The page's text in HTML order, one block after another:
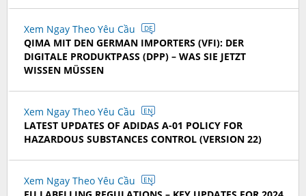
Xem Ngay Theo Yêu Cầu DE
QIMA MIT DEN GERMAN IMPORTERS (VFI): DER
DIGITALE PRODUKTPASS (DPP) – WAS SIE JETZT
WISSEN MÜSSEN
Xem Ngay Theo Yêu Cầu EN
LATEST UPDATES OF ADIDAS A-01 POLICY FOR
HAZARDOUS SUBSTANCES CONTROL (VERSION 22)
Xem Ngay Theo Yêu Cầu EN